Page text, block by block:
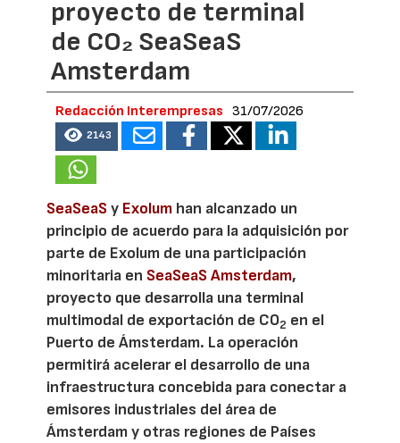
proyecto de terminal
de CO₂ SeaSeaS
Amsterdam
Redacción Interempresas 31/07/2026
2143
SeaSeaSy Exolum han alcanzado un
principio de acuerdo para la adquisición por
parte de Exolum de una participación
minoritaria en SeaSeaS Amsterdam,
proyecto que desarrolla una terminal
multimodal de exportación de CO2 en el
Puerto de Ámsterdam. La operación
permitirá acelerar el desarrollo de una
infraestructura concebida para conectar a
emisores industriales del área de
Ámsterdam y otras regiones de Países